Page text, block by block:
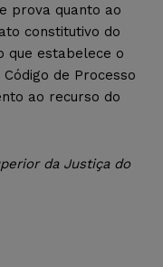
prova quanto ao
constitutivo do
que estabelece o
de Processo
ao recurso do
da Justiça do